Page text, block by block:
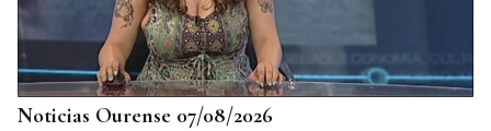
Noticias Ourense 07/08/2026